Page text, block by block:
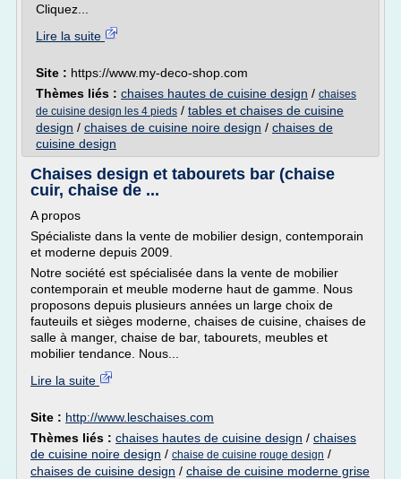
Cliquez...
Lire la suite
Site : https://www.my-deco-shop.com
Thèmes liés : chaises hautes de cuisine design / chaises
de cuisine design les 4 pieds / tables et chaises de cuisine
design / chaises de cuisine noire design / chaises de
cuisine design
Chaises design et tabourets bar (chaise
cuir, chaise de ...
A propos
Spécialiste dans la vente de mobilier design, contemporain
et moderne depuis 2009.
Notre société est spécialisée dans la vente de mobilier
contemporain et meuble moderne haut de gamme. Nous
proposons depuis plusieurs années un large choix de
fauteuils et sièges moderne, chaises de cuisine, chaises de
salle à manger, chaise de bar, tabourets, meubles et
mobilier tendance. Nous...
Lire la suite
Site : http://www.leschaises.com
Thèmes liés : chaises hautes de cuisine design / chaises
de cuisine noire design / chaise de cuisine rouge design /
chaises de cuisine design / chaise de cuisine moderne grise